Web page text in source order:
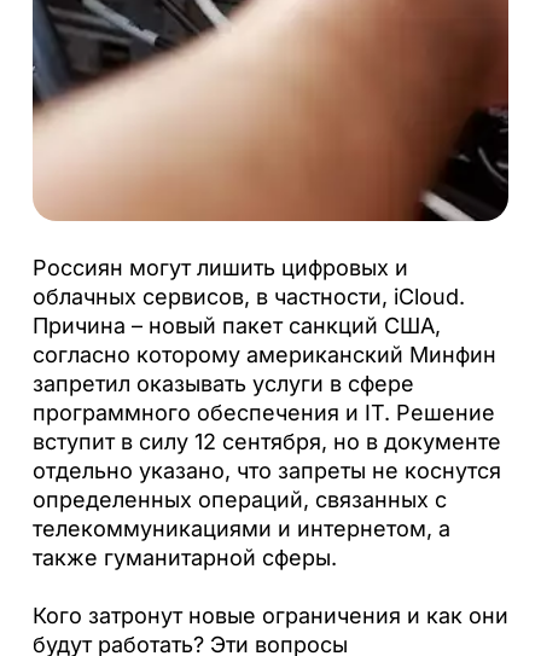
Россиян могут лишить цифровых и
облачных сервисов, в частности, iCloud.
Причина – новый пакет санкций США,
согласно которому американский Минфин
запретил оказывать услуги в сфере
программного обеспечения и IT. Решение
вступит в силу 12 сентября, но в документе
отдельно указано, что запреты не коснутся
определенных операций, связанных с
телекоммуникациями и интернетом, а
также гуманитарной сферы.
Кого затронут новые ограничения и как они
будут работать? Эти вопросы